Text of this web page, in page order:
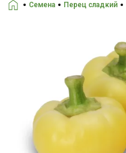
Семена Перец сладкий